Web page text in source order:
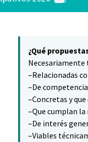
¿Qué
Necesariamente
–Relacionadas
–De
–Concretas y
–Que cumplan
–De interés
–Viables